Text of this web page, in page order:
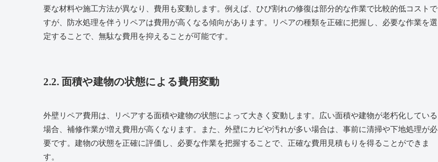
要な材料や施工方法が異なり、費用も変動します。例えば、ひび割れの修復は部分的な作業で比較的低コストで
すが、防水処理を伴うリペアは費用が高くなる傾向があります。リペアの種類を正確に把握し、必要な作業を選
定することで、無駄な費用を抑えることが可能です。
2.2. 面積や建物の状態による費用変動
外壁リペア費用は、リペアする面積や建物の状態によって大きく変動します。広い面積や建物が老朽化している
場合、補修作業が増え費用が高くなります。また、外壁にカビや汚れが多い場合は、事前に清掃や下地処理が必
要です。建物の状態を正確に評価し、必要な作業を把握することで、正確な費用見積もりを得ることができま
す。